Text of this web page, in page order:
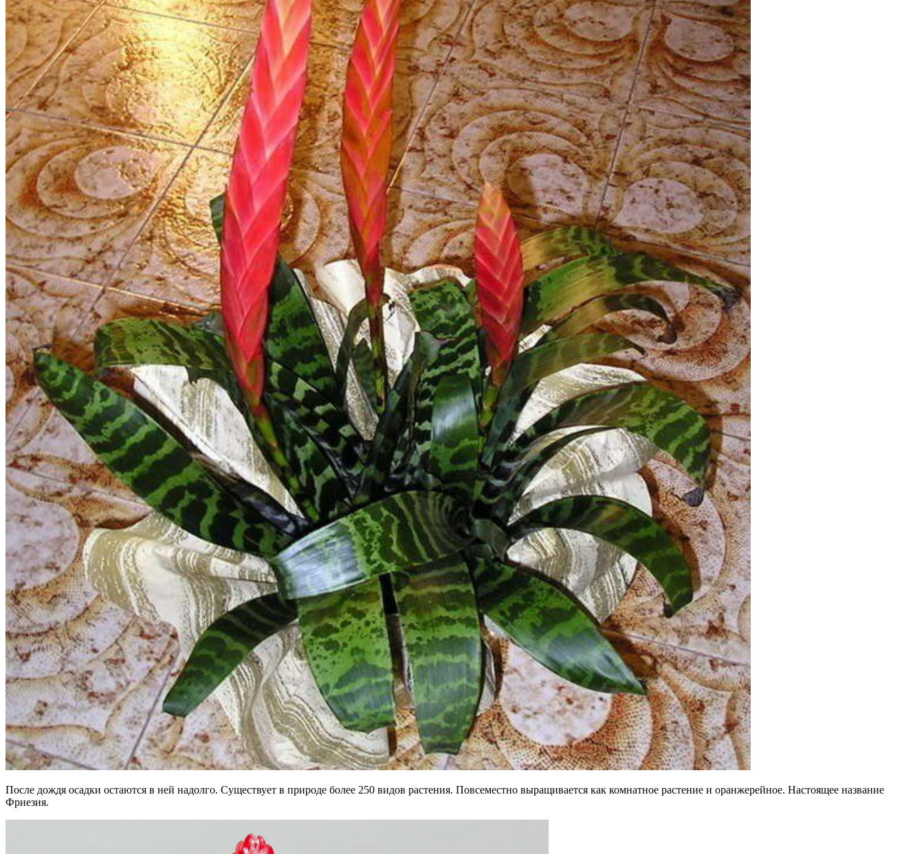
После дождя осадки остаются в ней надолго. Существует в природе более 250 видов растения. Повсеместно выращивается как комнатное растение и оранжерейное. Настоящее название
Фриезия.